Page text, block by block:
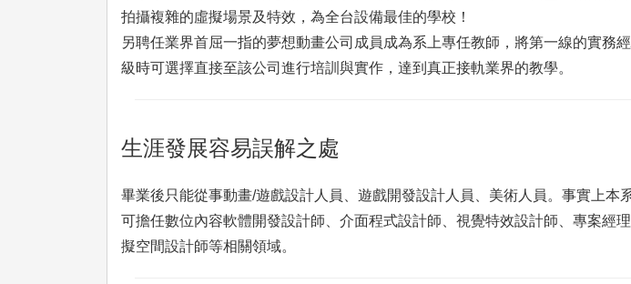
拍攝複雜的虛擬場景及特效，為全台設備最佳的學校！
另聘任業界首屈一指的夢想動畫公司成員成為系上專任教師，將第一線的實
級時可選擇直接至該公司進行培訓與實作，達到真正接軌業界的教學。
生涯發展容易誤解之處
畢業後只能從事動畫/遊戲設計人員、遊戲開發設計人員、美術人員。事實上本
可擔任數位內容軟體開發設計師、介面程式設計師、視覺特效設計師、專案經
擬空間設計師等相關領域。